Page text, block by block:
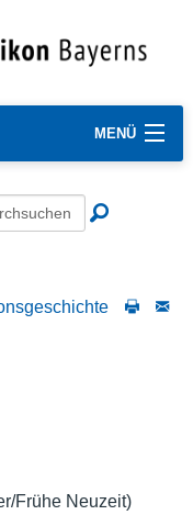
MENÜ
Frühe Neuzeit)